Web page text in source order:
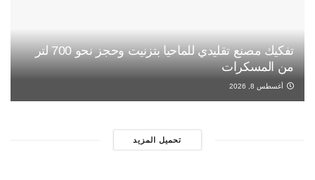
تفكيك مصنع تقليدي للماحيا بتزنيت وحجز نحو 700 لتر
من المسكرات
أغسطس 8, 2026
تحميل المزيد